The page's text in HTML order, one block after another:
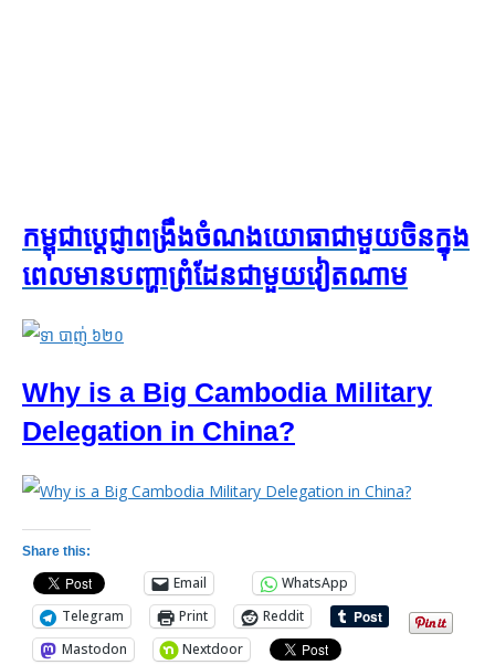
កម្ពុជា​ប្ដេជ្ញា​ពង្រឹង​ចំណង​យោធា​ជាមួយ​ចិន​ក្នុង​
ពេល​មាន​បញ្ហា​​ព្រំដែន​ជាមួយ​វៀតណាម
Why is a Big Cambodia Military
Delegation in China?
Share this:
Email
WhatsApp
Telegram
Print
Reddit
Mastodon
Nextdoor